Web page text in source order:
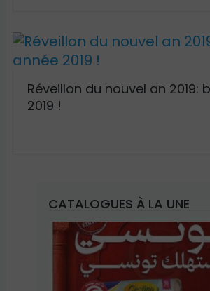
Réveillon du nouvel an 2019:
2019 !
CATALOGUES À LA UNE